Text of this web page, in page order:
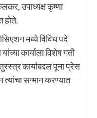
उपाध्यक्ष कृष्णा
होते.
मध्ये विविध पदे
कार्याला विशेष गती
कार्याबद्दल पूना प्रेस
सन्मान करण्यात